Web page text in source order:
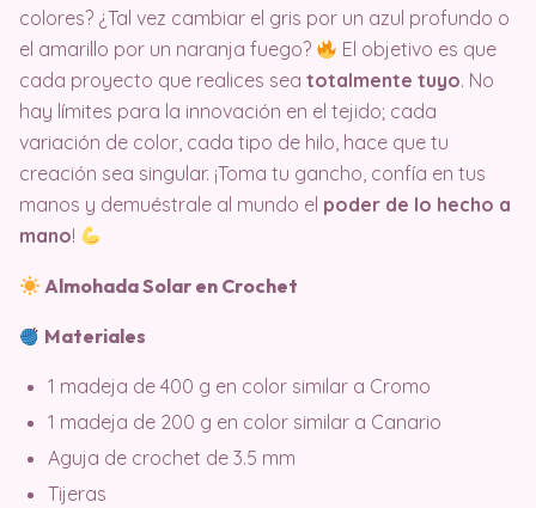
colores? ¿Tal vez cambiar el gris por un azul profundo o
el amarillo por un naranja fuego?
El objetivo es que
cada proyecto que realices sea totalmente tuyo. No
hay límites para la innovación en el tejido; cada
variación de color, cada tipo de hilo, hace que tu
creación sea singular. ¡Toma tu gancho, confía en tus
manos y demuéstrale al mundo el poder de lo hecho a
mano!
Almohada Solar en Crochet
Materiales
1 madeja de 400 g en color similar a Cromo
1 madeja de 200 g en color similar a Canario
Aguja de crochet de 3.5 mm
Tijeras